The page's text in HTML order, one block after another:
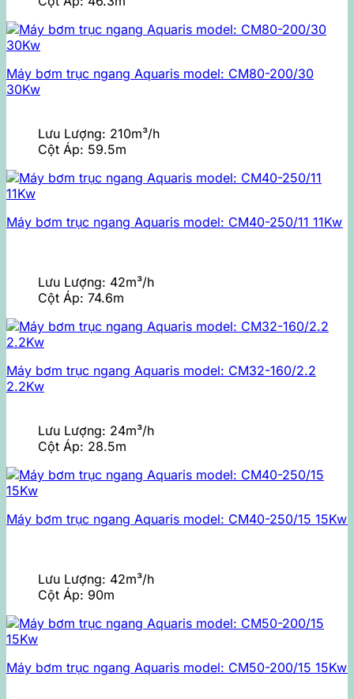
Máy bơm trục ngang Aquaris model: CM80-200/30
30Kw
Lưu Lượng: 210m³/h
Cột Áp: 59.5m
Máy bơm trục ngang Aquaris model: CM40-250/11 11Kw
Lưu Lượng: 42m³/h
Cột Áp: 74.6m
Máy bơm trục ngang Aquaris model: CM32-160/2.2
2.2Kw
Lưu Lượng: 24m³/h
Cột Áp: 28.5m
Máy bơm trục ngang Aquaris model: CM40-250/15 15Kw
Lưu Lượng: 42m³/h
Cột Áp: 90m
Máy bơm trục ngang Aquaris model: CM50-200/15 15Kw